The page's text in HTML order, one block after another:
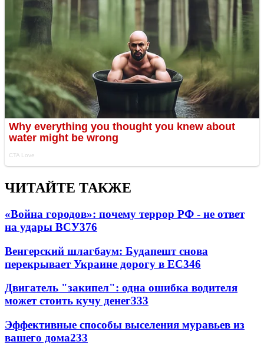
ЧИТАЙТЕ ТАКЖЕ
«Война городов»: почему террор РФ - не ответ
на удары ВСУ376
Венгерский шлагбаум: Будапешт снова
перекрывает Украине дорогу в ЕС346
Двигатель "закипел": одна ошибка водителя
может стоить кучу денег333
Эффективные способы выселения муравьев из
вашего дома233